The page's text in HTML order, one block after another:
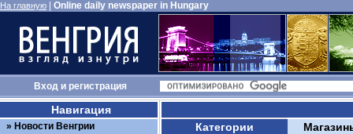
На главную Online daily newspaper in Hungary
Входи регистрация
Категории
Навигация
Новости Венгрии